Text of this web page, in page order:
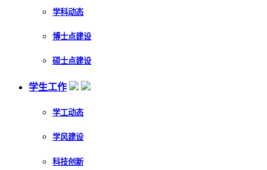
学科动态
博士点建设
硕士点建设
学生工作
学工动态
学风建设
科技创新